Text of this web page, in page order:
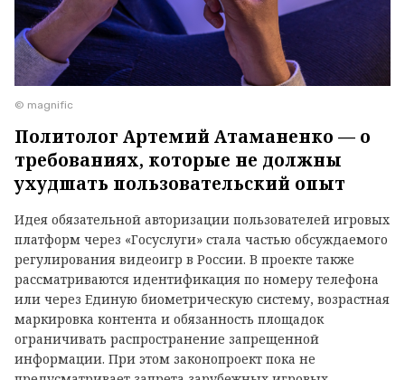
© magnific
Политолог Артемий Атаманенко — о
требованиях, которые не должны
ухудшать пользовательский опыт
Идея обязательной авторизации пользователей игровых
платформ через «Госуслуги» стала частью обсуждаемого
регулирования видеоигр в России. В проекте также
рассматриваются идентификация по номеру телефона
или через Единую биометрическую систему, возрастная
маркировка контента и обязанность площадок
ограничивать распространение запрещенной
информации. При этом законопроект пока не